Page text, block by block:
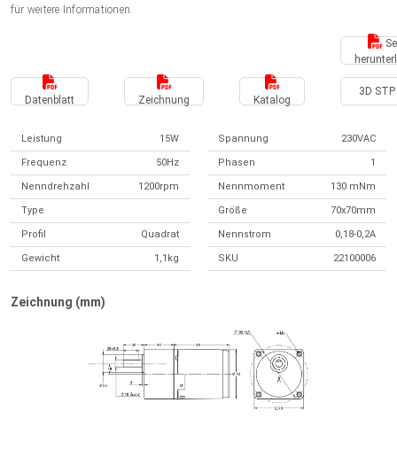
Svenska (SEK)
für weitere Informationen.
Datenblatt Zeichnung Katalog
3D STP
Leistung 15W Spannung 230VAC
Frequenz 50Hz Phasen 1
Nenndrehzahl 1200rpm Nennmoment 130 mNm
Type Größe 70x70mm
Profil Quadrat Nennstrom 0,18-0,2A
Gewicht 1,1kg SKU 22100006
Zeichnung (mm)